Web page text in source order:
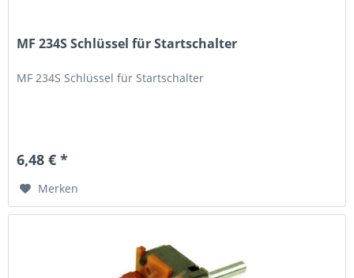
MF 234S Schlüssel für Startschalter
MF 234S Schlüssel für Startschalter
6,48 € *
Merken